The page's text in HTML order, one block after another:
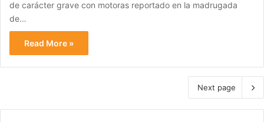
de carácter grave con motoras reportado en la madrugada
de…
Read More »
Next page